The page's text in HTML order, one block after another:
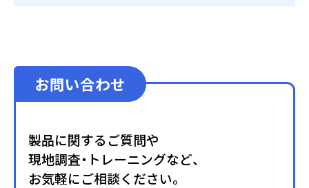
お問い合わせ
製品に関するご質問や
現地調査・トレーニングなど、
お気軽にご相談ください。